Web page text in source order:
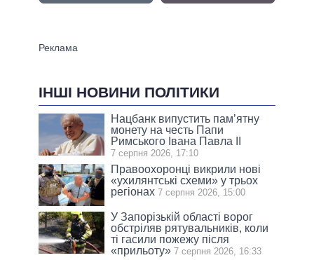
ІНШІ НОВИНИ ПОЛІТИКИ
Нацбанк випустить пам’ятну
монету на честь Папи
Римського Івана Павла II
7 серпня 2026, 17:10
Правоохоронці викрили нові
«ухилянтські схеми» у трьох
регіонах 7 серпня 2026, 15:00
У Запорізькій області ворог
обстріляв рятувальників, коли
ті гасили пожежу після
«прильоту» 7 серпня 2026, 16:33